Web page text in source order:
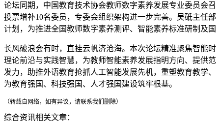
论坛同期，中国教育技术协会教师数字素养发展专业委员会召
投票增补10名委员，专委会组织架构进一步完善。吴砥主任
计划，为推进全国教师数字素养测评、智能素养标准研制及国
长风破浪会有时，直挂云帆济沧海。本次论坛精准聚焦智能时
理论前沿与实践智慧，为教师智能素养发展指明方向、提供范
发力，助推外语教育抢抓人工智能发展先机，重塑教育教学、
为教育强国、科技强国、人才强国建设筑牢根基。
（转载自网络，如有异议，请联系我们删除）
综合资讯相关文章：